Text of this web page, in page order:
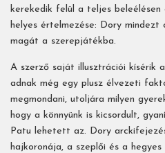
kerekedik felül a teljes beleélésen
helyes értelmezése: Dory mindezt
magát a szerepjátékba.
A szerző saját illusztrációi kísérik
adnak még egy plusz élvezeti
megmondani, utoljára milyen
hogy a könnyünk is kicsordult,
Patu lehetett az. Dory
hajkoronája, a szeplői és a